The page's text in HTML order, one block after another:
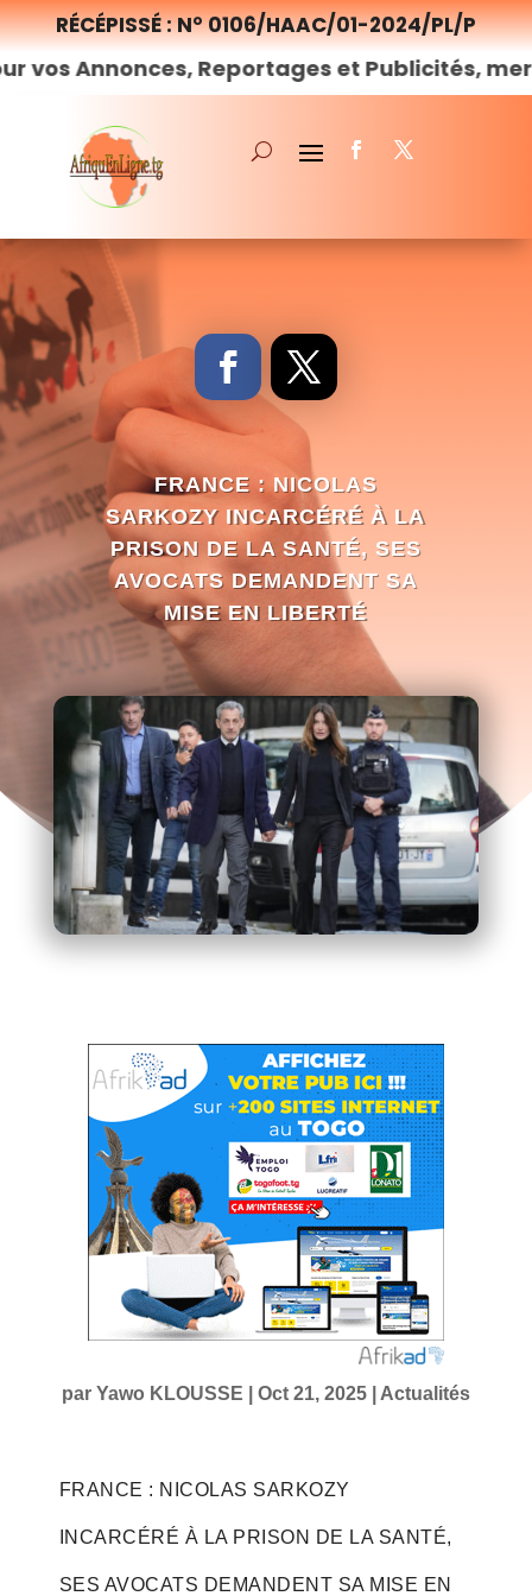
RÉCÉPISSÉ : N° 0106/HAAC/01-2024/PL/P
Reportages et Publicités, merci denous
FRANCE : NICOLAS
SARKOZY INCARCÉRÉ À LA
PRISON DE LA SANTÉ, SES
AVOCATS DEMANDENT SA
MISE EN LIBERTÉ
par Yawo KLOUSSE Oct 21, 2025| Actualités
FRANCE : NICOLAS SARKOZY
INCARCÉRÉ À LA PRISON DE LA SANTÉ,
SES AVOCATS DEMANDENT SA MISE EN